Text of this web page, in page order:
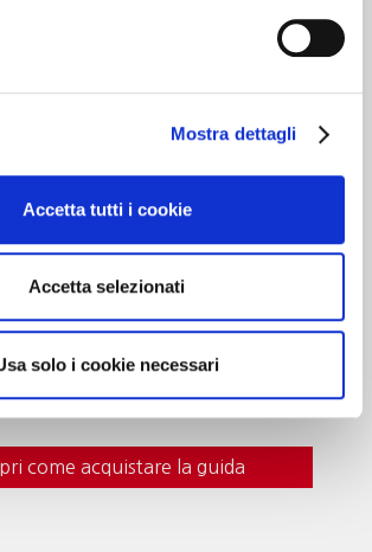
Mostra dettagli
Accetta tutti i cookie
Accetta selezionati
solo i cookie necessari
cantine che …”valgono il
da vivere e i vini da gustare in
edizione nuove segnalazioni
al turista del vino.
come acquistare la guida